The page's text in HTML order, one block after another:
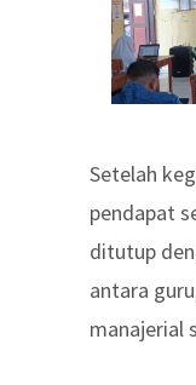
Setelah
pendapat
ditutup
antara
manajerial